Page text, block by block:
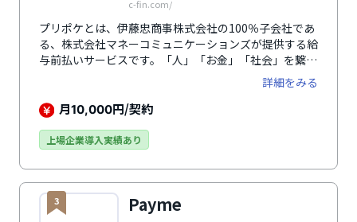
c-fin.com/
プリポケとは、伊藤忠商事株式会社の100％子会社であ
る、株式会社マネーコミュニケーションズが提供する給
与前払いサービスです。「人」「お金」「社会」を繋ぐ
新たなソリューションとして、給料日を待たずに働いた
分の給与を受け取ることができ、求人応募数向上と従業
員の定着率アップに貢献します。「立替払い型プラン」
フローへの影響も考慮するなど、多様な企業ニーズに応
界最安水準、操作方法はいたってシンプル。スマートフ
ォンから24時間いつでも申請でき、「立替払い型プラ
ン」なら即時送金も可能です。
詳細をみる
月10,000円/契約
上場企業導入実績あり
3 Payme